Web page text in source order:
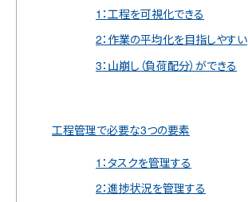
1：工程を可視化できる
2：作業の平均化を目指しやすい
3：山崩し（負荷配分）ができる
工程管理で必要な3つの要素
1：タスクを管理する
2：進捗状況を管理する